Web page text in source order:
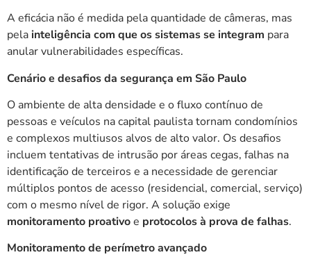
A eficácia não é medida pela quantidade de câmeras, mas
pela inteligência com que os sistemas se integram para
anular vulnerabilidades específicas.
Cenário e desafios da segurança em São Paulo
O ambiente de alta densidade e o fluxo contínuo de
pessoas e veículos na capital paulista tornam condomínios
e complexos multiusos alvos de alto valor. Os desafios
incluem tentativas de intrusão por áreas cegas, falhas na
identificação de terceiros e a necessidade de gerenciar
múltiplos pontos de acesso (residencial, comercial, serviço)
com o mesmo nível de rigor. A solução exige
monitoramento proativoe protocolos à prova de falhas.
Monitoramento de perímetro avançado